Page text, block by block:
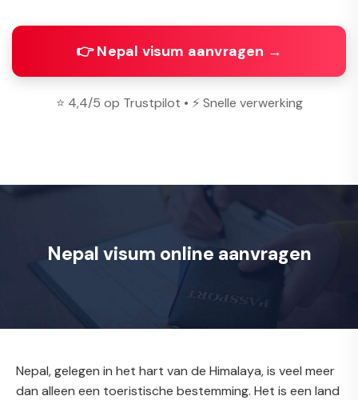
👉 Nepal visum aanvragen →
⭐ 4,4/5 op Trustpilot • ⚡ Snelle verwerking
Nepal visum online aanvragen
Nepal, gelegen in het hart van de Himalaya, is veel meer
dan alleen een toeristische bestemming. Het is een land